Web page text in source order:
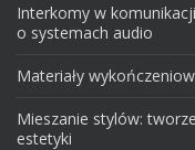
Interkomy w
o systemach audio
Materiały
Mieszanie stylów:
estetyki